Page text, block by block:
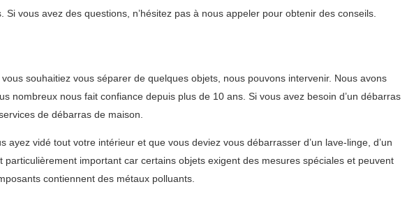
vous avez des questions, n’hésitez pas à nous appeler pour obtenir des conseils.
souhaitiez vous séparer de quelques objets, nous pouvons intervenir. Nous avons
nous fait confiance depuis plus de 10 ans. Si vous avez besoin d’un débarras
de débarras de maison.
vidé tout votre intérieur et que vous deviez vous débarrasser d’un lave-linge, d’un
important car certains objets exigent des mesures spéciales et peuvent
contiennent des métaux polluants.